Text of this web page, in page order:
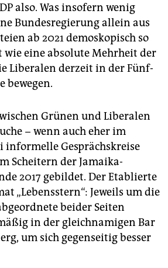
also. Was insofern wenig
Bundesregierung allein aus
ab 2021 demoskopisch so
eine absolute Mehrheit der
Liberalen derzeit in der Fünf-
bewegen.
Grünen und Liberalen
− wenn auch eher im
informelle Gesprächskreise
Scheitern der Jamaika-
2017 gebildet. Der Etablierte
„Lebensstern“: Jeweils um die
beider Seiten
in der gleichnamigen Bar
um sich gegenseitig besser